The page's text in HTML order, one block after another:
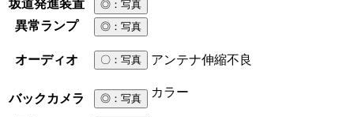
坂道発進装置 ◎ ：写真
異常ランプ ◎ ：写真
オーディオ 〇 ：写真 アンテナ伸縮不良
バックカメラ ◎ ：写真 カラー